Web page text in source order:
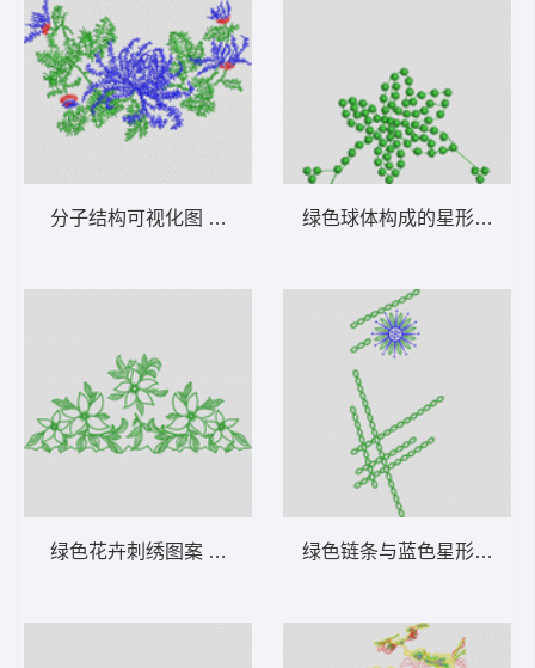
分子结构可视化图 花型
绿色花卉刺绣图案 花型
绿色球体构成的星形图案
绿色链条与蓝色星形图案